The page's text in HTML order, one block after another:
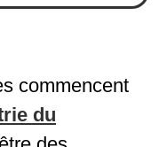
commencent
du